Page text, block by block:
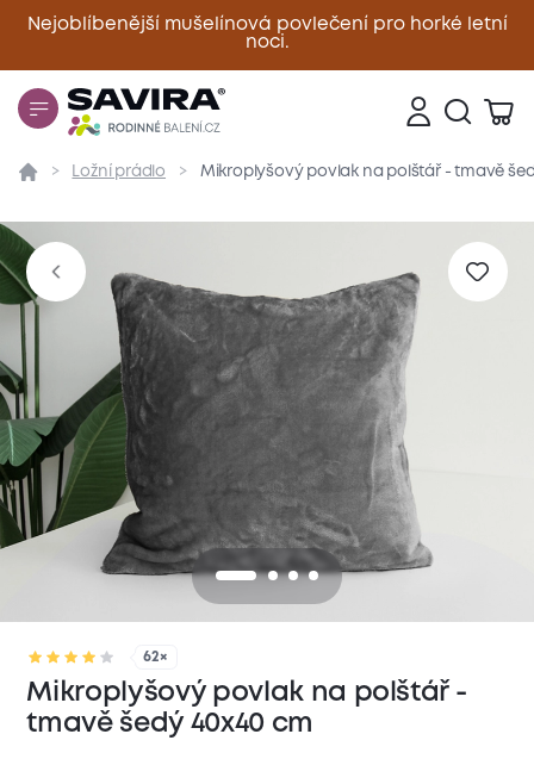
Nejoblíbenější mušelínová povlečení pro horké letní
noci.
Zavřít
Přehled Parametry Popis produktu Materiál
Ložní prádlo Mikroplyšový povlak na polštář - tmavě
62×
Mikroplyšový povlak na polštář -
tmavě šedý 40x40 cm